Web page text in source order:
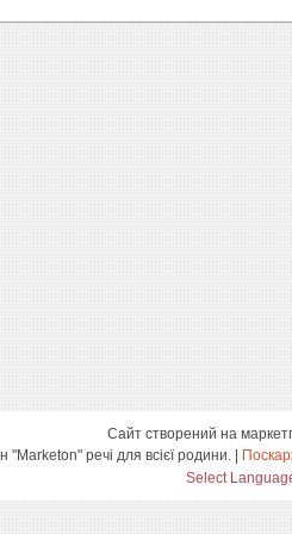
Сайт створений на
Select